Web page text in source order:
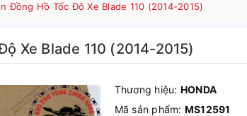
Đồng Hồ Tốc Độ Xe Blade 110 (2014-2015)
Xe Blade 110 (2014-2015)
Thương hiệu: HONDA
Mã sản phẩm: MS12591